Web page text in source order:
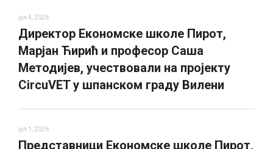
јул 4, 2026
Директор Економске школе Пирот,
Марјан Ћирић и професор Саша
Методијев, учествовали на пројекту
CircuVET у шпанском граду Вилени
јул 1, 2026
Представници Економске школе Пирот,